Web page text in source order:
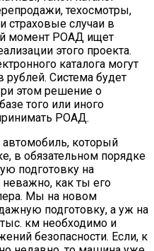
техосмотры,
случаи в
момент РОАД ищет
этого проекта.
каталога могут
рублей. Система будет
этом решение о
того или иного
РОАД.
который
в обязательном порядке
подготовку на
как ты его
Мы на новом
подготовку, а уж на
км необходимо и
безопасности. Если, к